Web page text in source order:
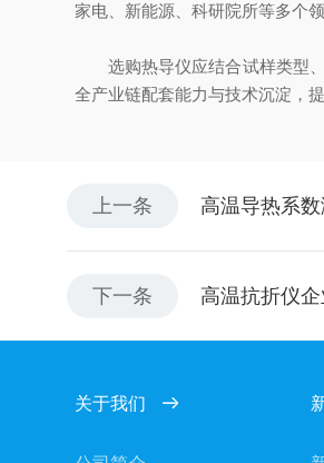
家电、新能源、科研院所等多个
选购热导仪应结合试样类型、
全产业链配套能力与技术沉淀，
上一条 高温导热系
下一条 高温抗折仪
关于我们